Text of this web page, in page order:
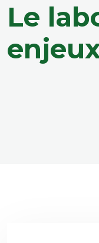
Le